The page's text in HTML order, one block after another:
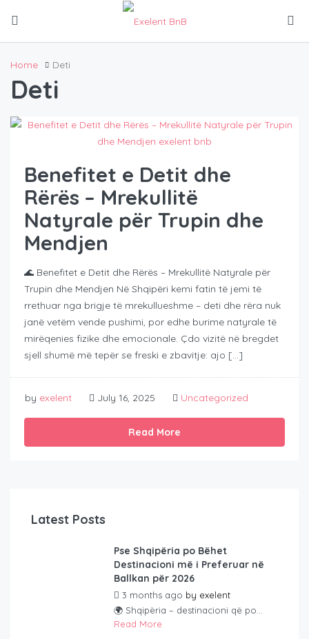
Home Deti
Deti
Benefitet e Detit dhe
Rërës – Mrekullitë
Natyrale për Trupin dhe
Mendjen
🌊 Benefitet e Detit dhe Rërës – Mrekullitë Natyrale për
Trupin dhe Mendjen Në Shqipëri kemi fatin të jemi të
rrethuar nga brigje të mrekullueshme – deti dhe rëra nuk
janë vetëm vende pushimi, por edhe burime natyrale të
mirëqenies fizike dhe emocionale. Çdo vizitë në bregdet
sjell shumë më tepër se freski e zbavitje: ajo […]
by exelent July 16, 2025 Uncategorized
Read More
Latest Posts
Pse Shqipëria po Bëhet
Destinacioni më i Preferuar në
Ballkan për 2026
3 months ago by exelent
🌍 Shqipëria – destinacioni që po...
Read More